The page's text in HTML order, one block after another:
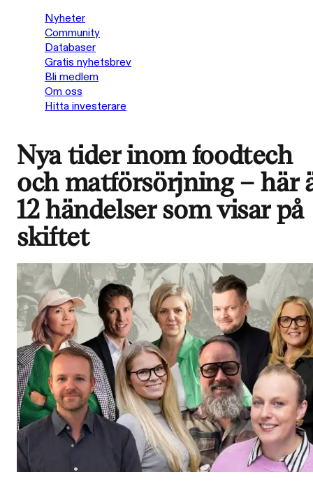
Nyheter
Community
Databaser
Gratis nyhetsbrev
Bli medlem
Om oss
Hitta investerare
Nya tider inom foodtech
och matförsörjning – här
12 händelser som visar på
skiftet